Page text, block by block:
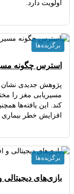
اولویت دارد.
استرس چگونه
پژوهش جدیدی نشان
مسیریابی مغز را
کند. این یافته‌ها
افزایش خطر بیماری
برگزیده ها
بازی‌های
برگزیده ها